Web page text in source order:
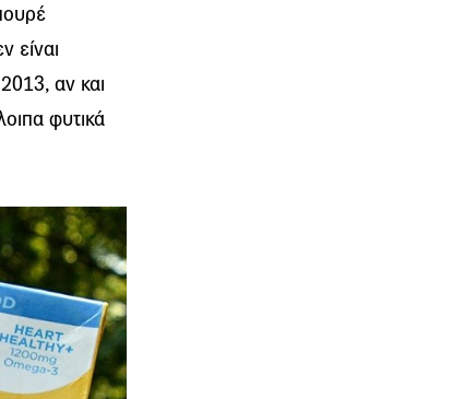
είναι
αν και
φυτικά